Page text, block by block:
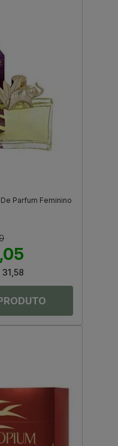
Parfum Feminino
31,58